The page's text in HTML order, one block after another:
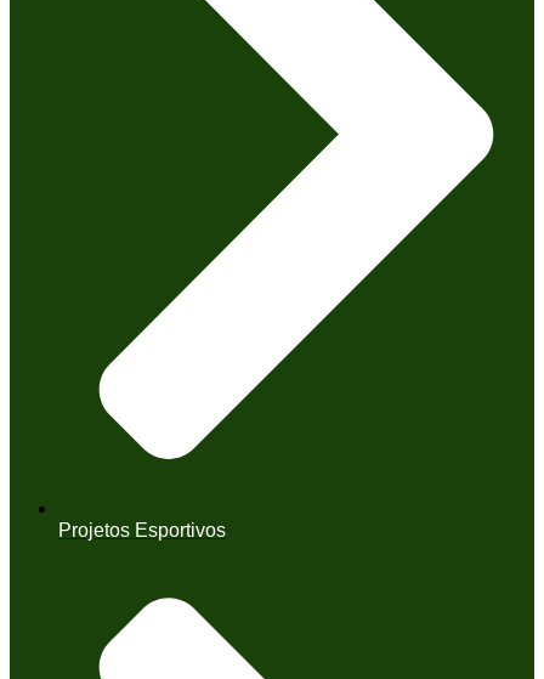
Projetos Esportivos